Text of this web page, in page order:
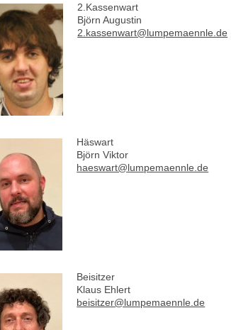
2.Kassenwart
Björn Augustin
2.kassenwart@lumpemaennle.de
Häswart
Björn Viktor
haeswart@lumpemaennle.de
Beisitzer
Klaus Ehlert
beisitzer@lumpemaennle.de